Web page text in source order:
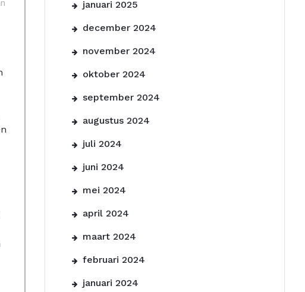
januari 2025
december 2024
november 2024
oktober 2024
september 2024
augustus 2024
juli 2024
juni 2024
mei 2024
april 2024
maart 2024
februari 2024
januari 2024